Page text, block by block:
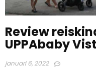
Review
UPPAbaby
januari 6, 2022